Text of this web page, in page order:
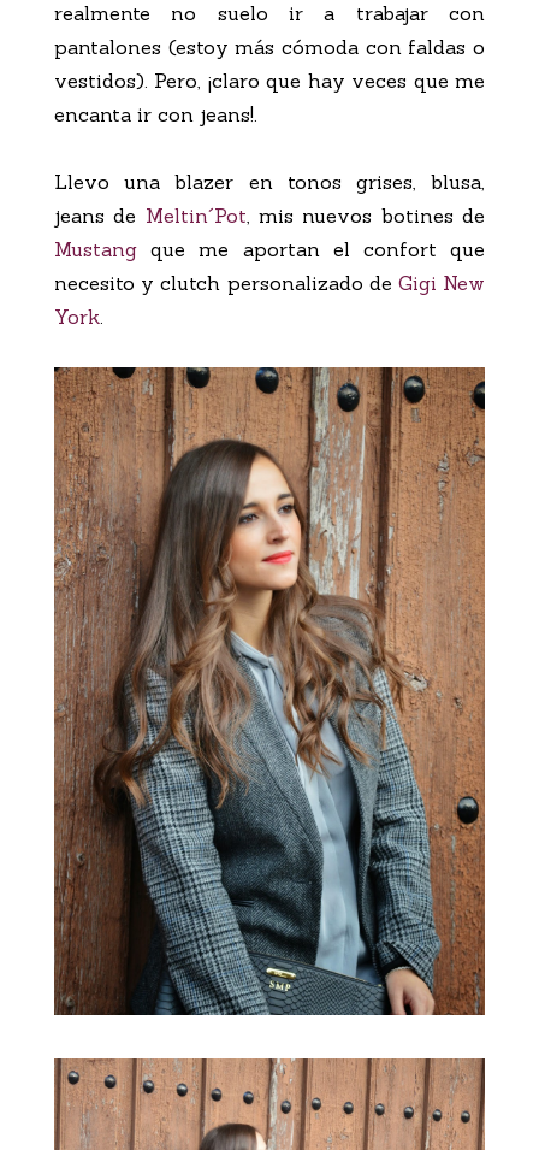
realmente no suelo ir a trabajar con
pantalones (estoy más cómoda con faldas o
vestidos). Pero, ¡claro que hay veces que me
encanta ir con jeans!.
Llevo una blazer en tonos grises, blusa,
jeans de Meltin´Pot, mis nuevos botines de
Mustangque me aportan el confort que
necesito y clutch personalizado de Gigi New
York.